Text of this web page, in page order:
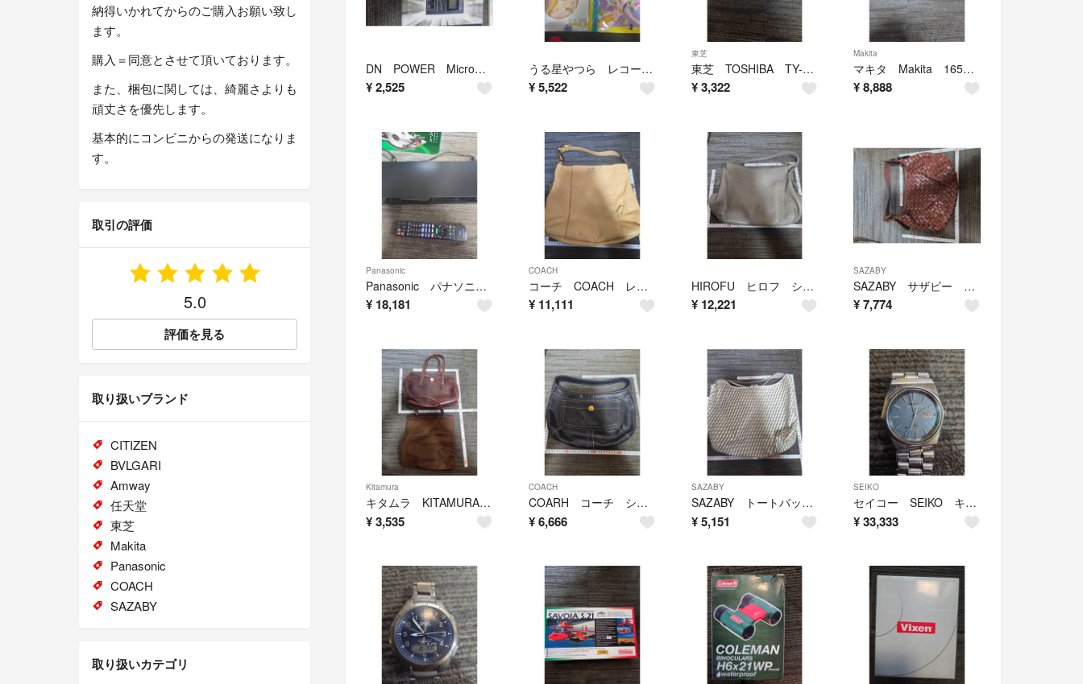
DN POWER Micro Controlled
¥2,525
うる星やつら レコード 4枚セット
¥5,522
東芝
東芝 TOSHIBA TY-CX700 2019年製 動作確認済み。
¥ 3,322
Makita
マキタ Makita 165ｍｍマルノコ M565 電源確認済み
¥8,888
Panasonic
Panasonic パナソニック ブルーレ2021年製 DMR-2CW50イレコーダー 500GB
¥ 18,181
COACH
コーチ COACH レザー ショルダーバッグ
¥ 11,111
HIROFU ヒロフ ショルダーバッグ Hロゴ
¥ 12,221
SAZABY
SAZABY サザビー 本革イントテチャート ショルダーバッグ
¥7,774
Kitamura
キタムラ KITAMURA ハンドバック
¥3,535
COACH
COARH コーチ ショルダーバッグ？
¥6,666
SAZABY
SAZABY トートバッグ 幾何学模様？ サザビー
¥ 5,151
SEIKO
セイコー SEIKO キングクオーツ 動作未確認 ビンテージ
¥33,333
納得いかれてからのご購入お願い致し
ます。
購入＝同意とさせて頂いております。
また、梱包に関しては、綺麗さよりも
頑丈さを優先します。
基本的にコンビニからの発送になりま
す。
取引の評価
5.0
評価を見る
取り扱いブランド
CITIZEN
BVLGARI
Amway
任天堂
東芝
Makita
Panasonic
COACH
SAZABY
取り扱いカテゴリ